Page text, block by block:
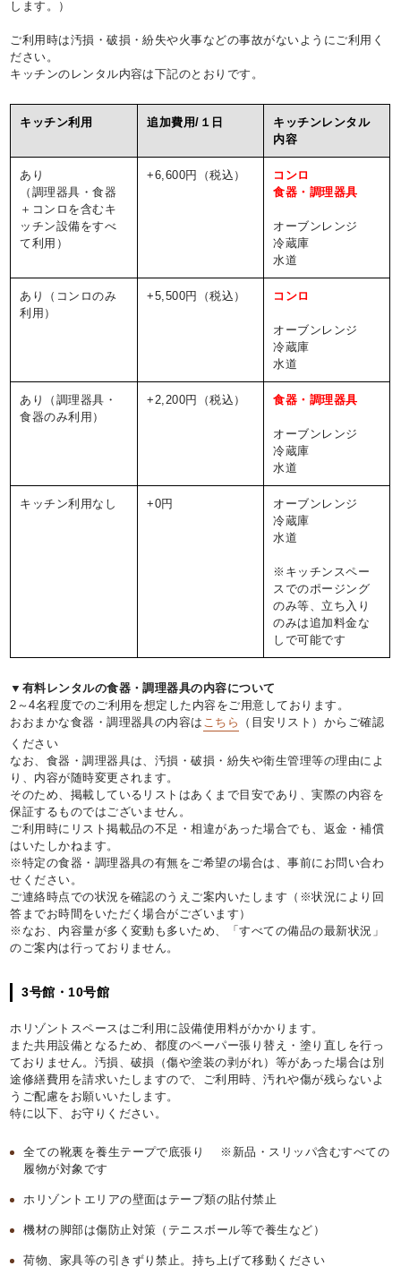
します。）
ご利用時は汚損・破損・紛失や火事などの事故がないようにご利用く
ださい。
キッチンのレンタル内容は下記のとおりです。
キッチン利用 追加費用/１日
キッチンレンタル
内容
あり
（調理器具・食器
＋コンロを含むキ
ッチン設備をすべ
て利用）
+6,600円（税込）
コンロ
食器・調理器具
オーブンレンジ
冷蔵庫
水道
あり（コンロのみ
利用）
+5,500円（税込） コンロ
オーブンレンジ
冷蔵庫
水道
あり（調理器具・
食器のみ利用）
+2,200円（税込） 食器・調理器具
オーブンレンジ
冷蔵庫
水道
キッチン利用なし +0円
オーブンレンジ
冷蔵庫
水道
※キッチンスペー
スでのポージング
のみ等、立ち入り
のみは追加料金な
しで可能です
▼有料レンタルの食器・調理器具の内容について
2～4名程度でのご利用を想定した内容をご用意しております。
おおまかな食器・調理器具の内容は こちら
（目安リスト）からご確認
ください
なお、食器・調理器具は、汚損・破損・紛失や衛生管理等の理由によ
り、内容が随時変更されます。
そのため、掲載しているリストはあくまで目安であり、実際の内容を
保証するものではございません。
ご利用時にリスト掲載品の不足・相違があった場合でも、返金・補償
はいたしかねます。
※特定の食器・調理器具の有無をご希望の場合は、事前にお問い合わ
せください。
ご連絡時点での状況を確認のうえご案内いたします（※状況により回
答までお時間をいただく場合がございます）
※なお、内容量が多く変動も多いため、「すべての備品の最新状況」
のご案内は行っておりません。
3号館・10号館
ホリゾントスペースはご利用に設備使用料がかかります。
また共用設備となるため、都度のペーパー張り替え・塗り直しを行っ
ておりません。汚損、破損（傷や塗装の剥がれ）等があった場合は別
途修繕費用を請求いたしますので、ご利用時、汚れや傷が残らないよ
うご配慮をお願いいたします。
特に以下、お守りください。
全ての靴裏を養生テープで底張り ※新品・スリッパ含むすべての
履物が対象です
ホリゾントエリアの壁面はテープ類の貼付禁止
機材の脚部は傷防止対策（テニスボール等で養生など）
荷物、家具等の引きずり禁止。持ち上げて移動ください